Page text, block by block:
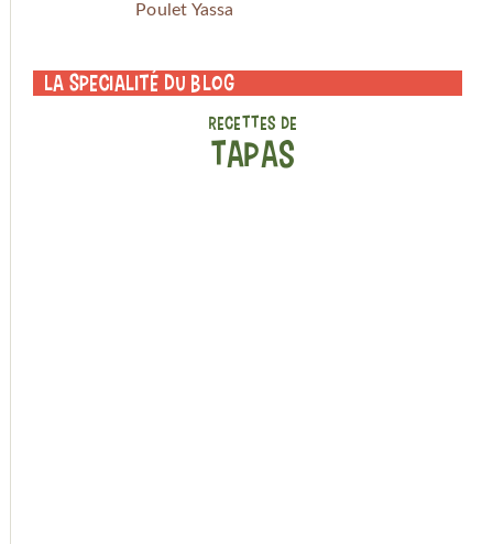
Poulet Yassa
La specialité du blog
RECETTES DE
TAPAS